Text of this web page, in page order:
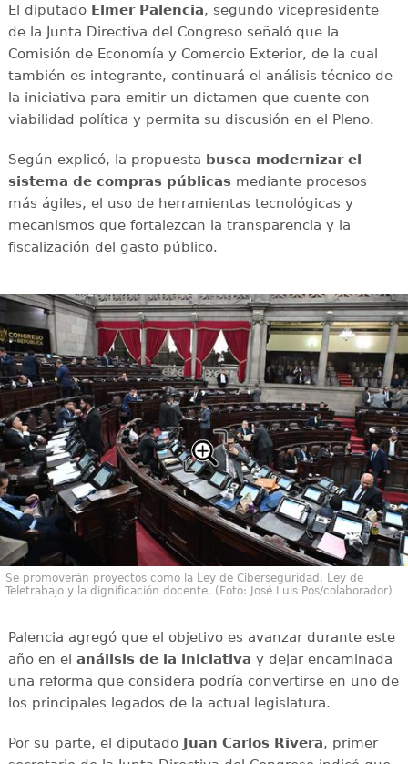
El diputado Elmer Palencia, segundo vicepresidente
de la Junta Directiva del Congreso señaló que la
Comisión de Economía y Comercio Exterior, de la cual
también es integrante, continuará el análisis técnico de
la iniciativa para emitir un dictamen que cuente con
viabilidad política y permita su discusión en el Pleno.
Según explicó, la propuesta busca modernizar el
sistema de compras públicasmediante procesos
más ágiles, el uso de herramientas tecnológicas y
mecanismos que fortalezcan la transparencia y la
fiscalización del gasto público.
Se promoverán proyectos como la Ley de Ciberseguridad, Ley de
Teletrabajo y la dignificación docente. (Foto: José Luis Pos/colaborador)
Palencia agregó que el objetivo es avanzar durante este
año en el análisis de la iniciativa y dejar encaminada
una reforma que considera podría convertirse en uno de
los principales legados de la actual legislatura.
Por su parte, el diputado Juan Carlos Rivera, primer